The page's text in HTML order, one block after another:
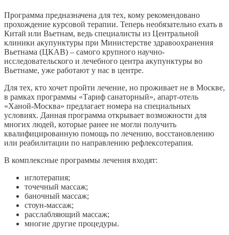
Программа предназначена для тех, кому рекомендовано
прохождение курсовой терапии. Теперь необязательно ехать в
Китай или Вьетнам, ведь специалисты из Центральной
клиники акупунктуры при Министерстве здравоохранения
Вьетнама (ЦКАВ) – самого крупного научно-
исследовательского и лечебного центра акупунктуры во
Вьетнаме, уже работают у нас в центре.
Для тех, кто хочет пройти лечение, но проживает не в Москве,
в рамках программы «Тариф санаторный», апарт-отель
«Ханой-Москва» предлагает номера на специальных
условиях. Данная программа открывает возможности для
многих людей, которые ранее не могли получить
квалифицированную помощь по лечению, восстановлению
или реабилитации по направлению рефлексотерапия.
В комплексные программы лечения входят:
иглотерапия;
точечный массаж;
баночный массаж;
стоун-массаж;
расслабляющий массаж;
многие другие процедуры.